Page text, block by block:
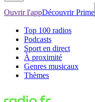
Ouvrir l'appDécouvrir Prime
Top 100 radios
Podcasts
Sport en direct
À proximité
Genres musicaux
Thèmes